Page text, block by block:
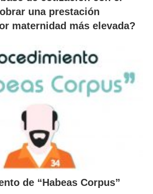
una prestación
maternidad más elevada?
de “Habeas Corpus”